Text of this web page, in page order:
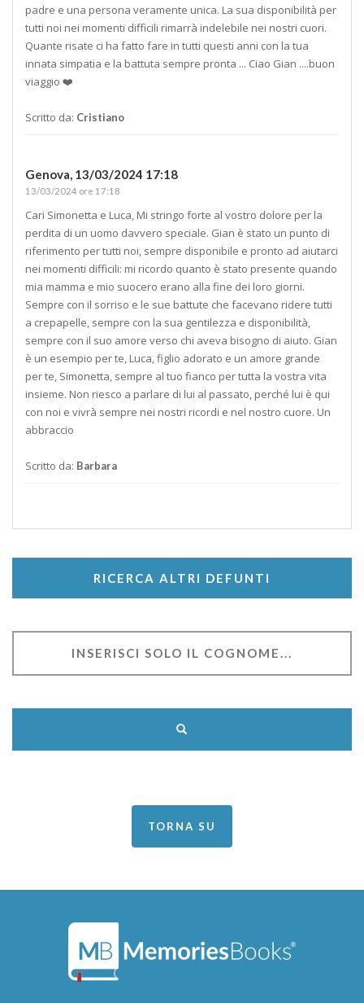
padre e una persona veramente unica. La sua disponibilità per
tutti noi nei momenti difficili rimarrà indelebile nei nostri cuori.
Quante risate ci ha fatto fare in tutti questi anni con la tua
innata simpatia e la battuta sempre pronta ... Ciao Gian ....buon
viaggio ❤️
Scritto da: Cristiano
Genova, 13/03/2024 17:18
13/03/2024 ore 17:18
Cari Simonetta e Luca, Mi stringo forte al vostro dolore per la
perdita di un uomo davvero speciale. Gian è stato un punto di
riferimento per tutti noi, sempre disponibile e pronto ad aiutarci
nei momenti difficili: mi ricordo quanto è stato presente quando
mia mamma e mio suocero erano alla fine dei loro giorni.
Sempre con il sorriso e le sue battute che facevano ridere tutti
a crepapelle, sempre con la sua gentilezza e disponibilità,
sempre con il suo amore verso chi aveva bisogno di aiuto. Gian
è un esempio per te, Luca, figlio adorato e un amore grande
per te, Simonetta, sempre al tuo fianco per tutta la vostra vita
insieme. Non riesco a parlare di lui al passato, perché lui è qui
con noi e vivrà sempre nei nostri ricordi e nel nostro cuore. Un
abbraccio
Scritto da: Barbara
RICERCA ALTRI DEFUNTI
TORNA SU